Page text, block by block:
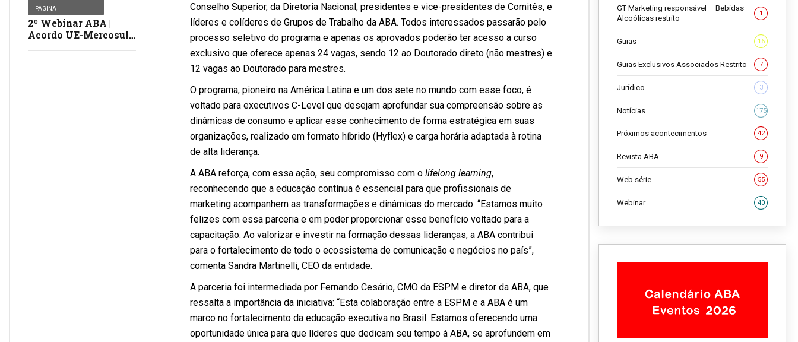
PAGINA
2º Webinar ABA |
Acordo UE-Mercosul |
Conselho Superior, da Diretoria Nacional, presidentes e vice-presidentes de Comitês, e
líderes e colíderes de Grupos de Trabalho da ABA. Todos interessados passarão pelo
processo seletivo do programa e apenas os aprovados poderão ter acesso a curso
exclusivo que oferece apenas 24 vagas, sendo 12 ao Doutorado direto (não mestres) e
12 vagas ao Doutorado para mestres.
O programa, pioneiro na América Latina e um dos sete no mundo com esse foco, é
voltado para executivos C-Level que desejam aprofundar sua compreensão sobre as
dinâmicas de consumo e aplicar esse conhecimento de forma estratégica em suas
organizações, realizado em formato híbrido (Hyflex) e carga horária adaptada à rotina
de alta liderança.
A ABA reforça, com essa ação, seu compromisso com o lifelong learning,
reconhecendo que a educação contínua é essencial para que profissionais de
marketing acompanhem as transformações e dinâmicas do mercado. “Estamos muito
felizes com essa parceria e em poder proporcionar esse benefício voltado para a
capacitação. Ao valorizar e investir na formação dessas lideranças, a ABA contribui
para o fortalecimento de todo o ecossistema de comunicação e negócios no país”,
comenta Sandra Martinelli, CEO da entidade.
A parceria foi intermediada por Fernando Cesário, CMO da ESPM e diretor da ABA, que
ressalta a importância da iniciativa: “Esta colaboração entre a ESPM e a ABA é um
marco no fortalecimento da educação executiva no Brasil. Estamos oferecendo uma
oportunidade única para que líderes que dedicam seu tempo à ABA, se aprofundem em
GT Marketing responsável – Bebidas
Alcoólicas restrito
1
Guias 16
Guias Exclusivos Associados Restrito 7
Jurídico 3
Notícias 175
Próximos acontecimentos 42
Revista ABA 9
Web série 55
Webinar 40